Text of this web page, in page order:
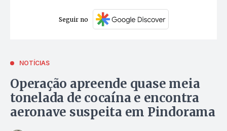
Seguir no
NOTÍCIAS
Operação apreende quase meia
tonelada de cocaína e encontra
aeronave suspeita em Pindorama